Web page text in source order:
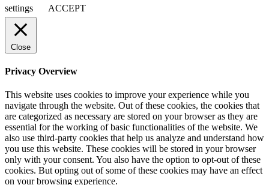
settings
ACCEPT
Close
Privacy Overview
This website uses cookies to improve your experience while you
navigate through the website. Out of these cookies, the cookies that
are categorized as necessary are stored on your browser as they are
essential for the working of basic functionalities of the website. We
also use third-party cookies that help us analyze and understand how
you use this website. These cookies will be stored in your browser
only with your consent. You also have the option to opt-out of these
cookies. But opting out of some of these cookies may have an effect
on your browsing experience.